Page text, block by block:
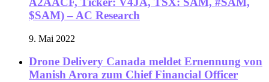
$SAM) – AC Research
9. Mai 2022
Drone Delivery Canada meldet Ernennung von
Manish Arora zum Chief Financial Officer